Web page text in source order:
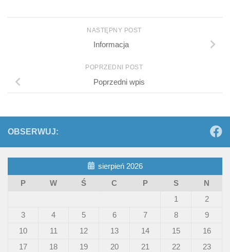
NASTĘPNY POST
Informacja
POPRZEDNI POST
Poprzedni wpis
OBSERWUJ:
sierpień 2026
P
W Ś C P S
N
1
2
3
4 5 6 7 8
9
10
11 12 13 14 15
16
17
18 19 20 21 22
23